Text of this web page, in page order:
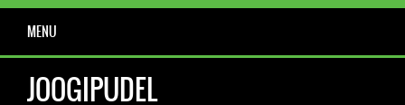
MENU
JOOGIPUDEL